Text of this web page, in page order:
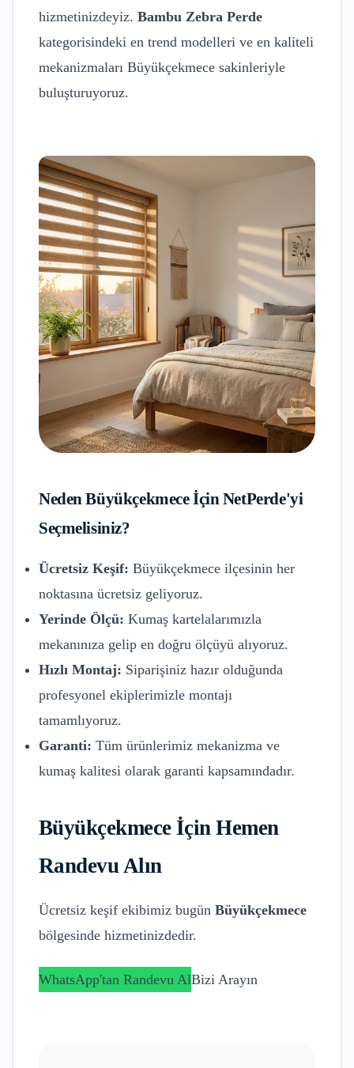
hizmetinizdeyiz. Bambu Zebra Perde
kategorisindeki en trend modelleri ve en kaliteli
mekanizmaları Büyükçekmece sakinleriyle
buluşturuyoruz.
NedenBüyükçekmeceİçin NetPerde'yi
Seçmelisiniz?
Ücretsiz Keşif: Büyükçekmece ilçesinin her
noktasına ücretsiz geliyoruz.
Yerinde Ölçü: Kumaş kartelalarımızla
mekanınıza gelip en doğru ölçüyü alıyoruz.
Hızlı Montaj: Siparişiniz hazır olduğunda
profesyonel ekiplerimizle montajı
tamamlıyoruz.
Garanti: Tüm ürünlerimiz mekanizma ve
kumaş kalitesi olarak garanti kapsamındadır.
Büyükçekmeceİçin Hemen
Randevu Alın
Ücretsiz keşif ekibimiz bugün Büyükçekmece
bölgesinde hizmetinizdedir.
WhatsApp'tan Randevu AlBizi Arayın